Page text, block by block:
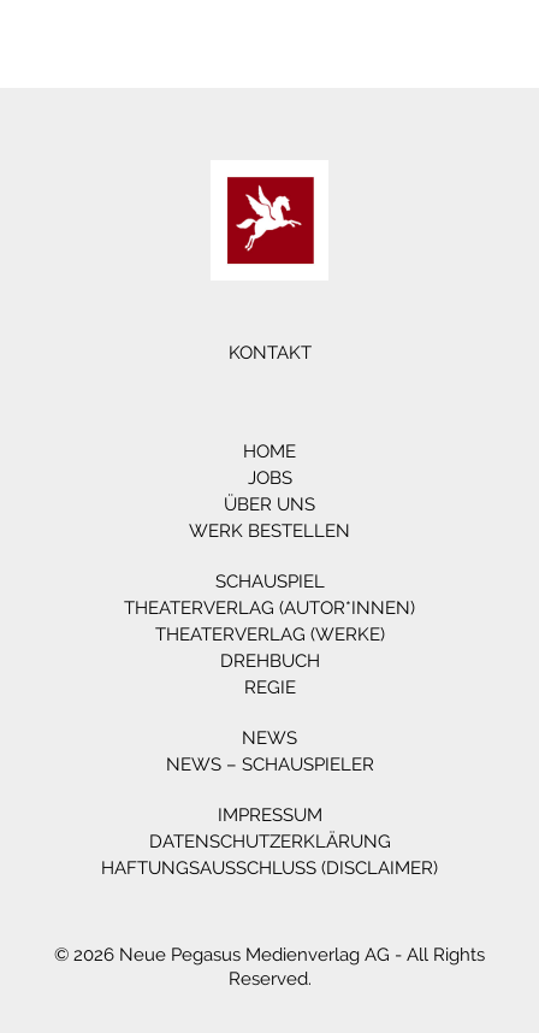
KONTAKT
HOME
JOBS
ÜBER UNS
WERK BESTELLEN
SCHAUSPIEL
THEATERVERLAG (AUTOR*INNEN)
THEATERVERLAG (WERKE)
DREHBUCH
REGIE
NEWS
NEWS – SCHAUSPIELER
IMPRESSUM
DATENSCHUTZERKLÄRUNG
HAFTUNGSAUSSCHLUSS (DISCLAIMER)
© 2026 Neue Pegasus Medienverlag AG - All Rights
Reserved.